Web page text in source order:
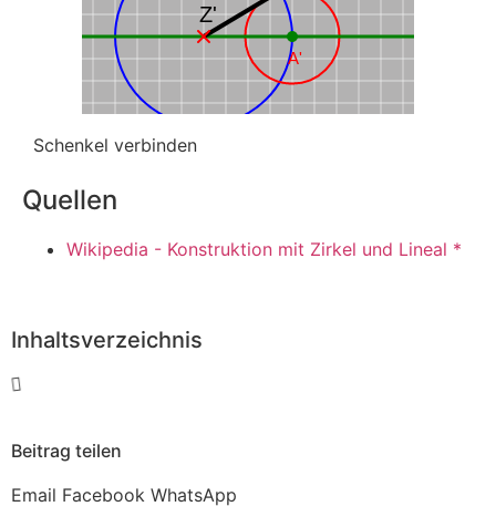
Z'
A'
Schenkel verbinden
Quellen
Wikipedia - Konstruktion mit Zirkel und Lineal *
Inhaltsverzeichnis
Beitrag teilen
Email Facebook WhatsApp